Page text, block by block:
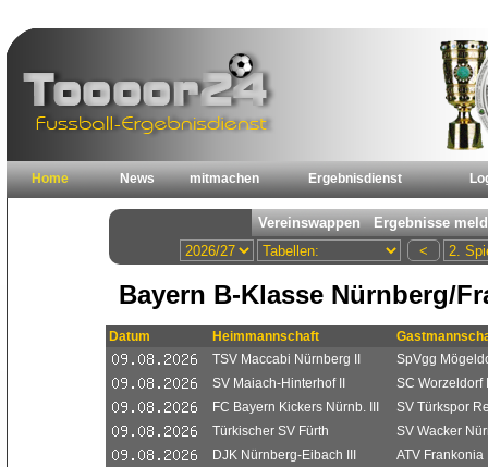
Home News mitmachen Ergebnisdienst
Bayern B-Klasse Nürnberg/
Datum Heimmannschaft
TSV Maccabi Nürnberg II
SpVgg
SV Maiach-Hinterhof II
SC Worzeldorf
FC Bayern Kickers Nürnb. III
SV Türkspor
Türkischer SV Fürth
SV Wacker
DJK Nürnberg-Eibach III
ATV Frankonia